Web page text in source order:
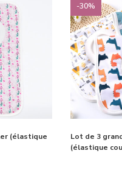
(élastique
-30%
Lot de 3
(élastique